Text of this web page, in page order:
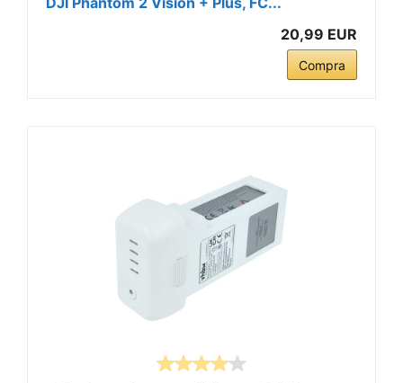
20,99 EUR
Compra